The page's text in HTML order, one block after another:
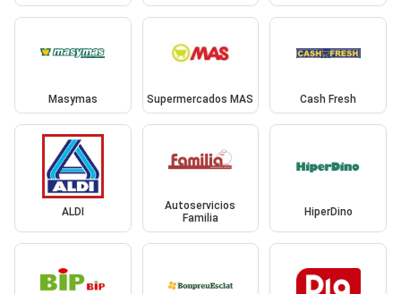
Masymas Supermercados MAS Cash Fresh
ALDI
Autoservicios
Familia
HiperDino